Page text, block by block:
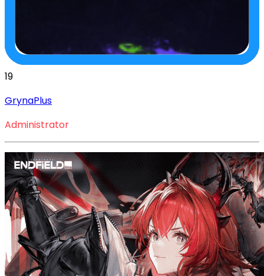
19
GrynaPlus
Administrator